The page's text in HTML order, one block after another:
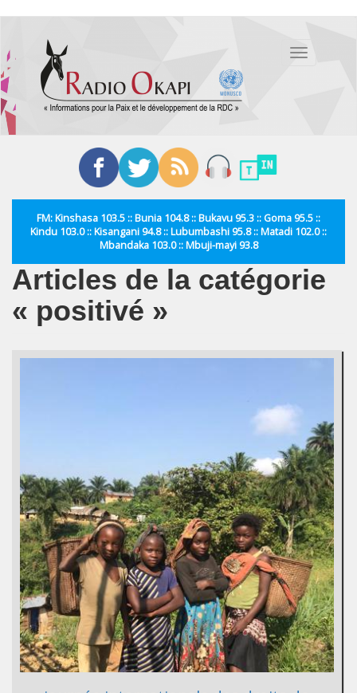
contenu
principal
Toggle
FM: Kinshasa 103.5 :: Bunia 104.8 :: Bukavu 95.3 :: Goma 95.5 ::
Kindu 103.0 :: Kisangani 94.8 :: Lubumbashi 95.8 :: Matadi 102.0 ::
Mbandaka 103.0 :: Mbuji-mayi 93.8
Articles de la catégorie
« positivé »